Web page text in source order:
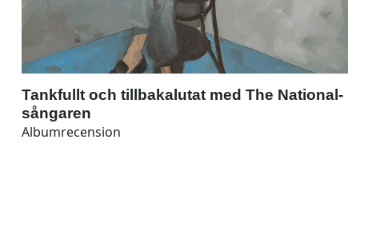
Tankfullt och tillbakalutat med The National-
sångaren
Albumrecension